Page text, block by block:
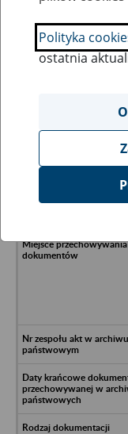
SZUKAJ
Ukryj
Polityka
ostatnia